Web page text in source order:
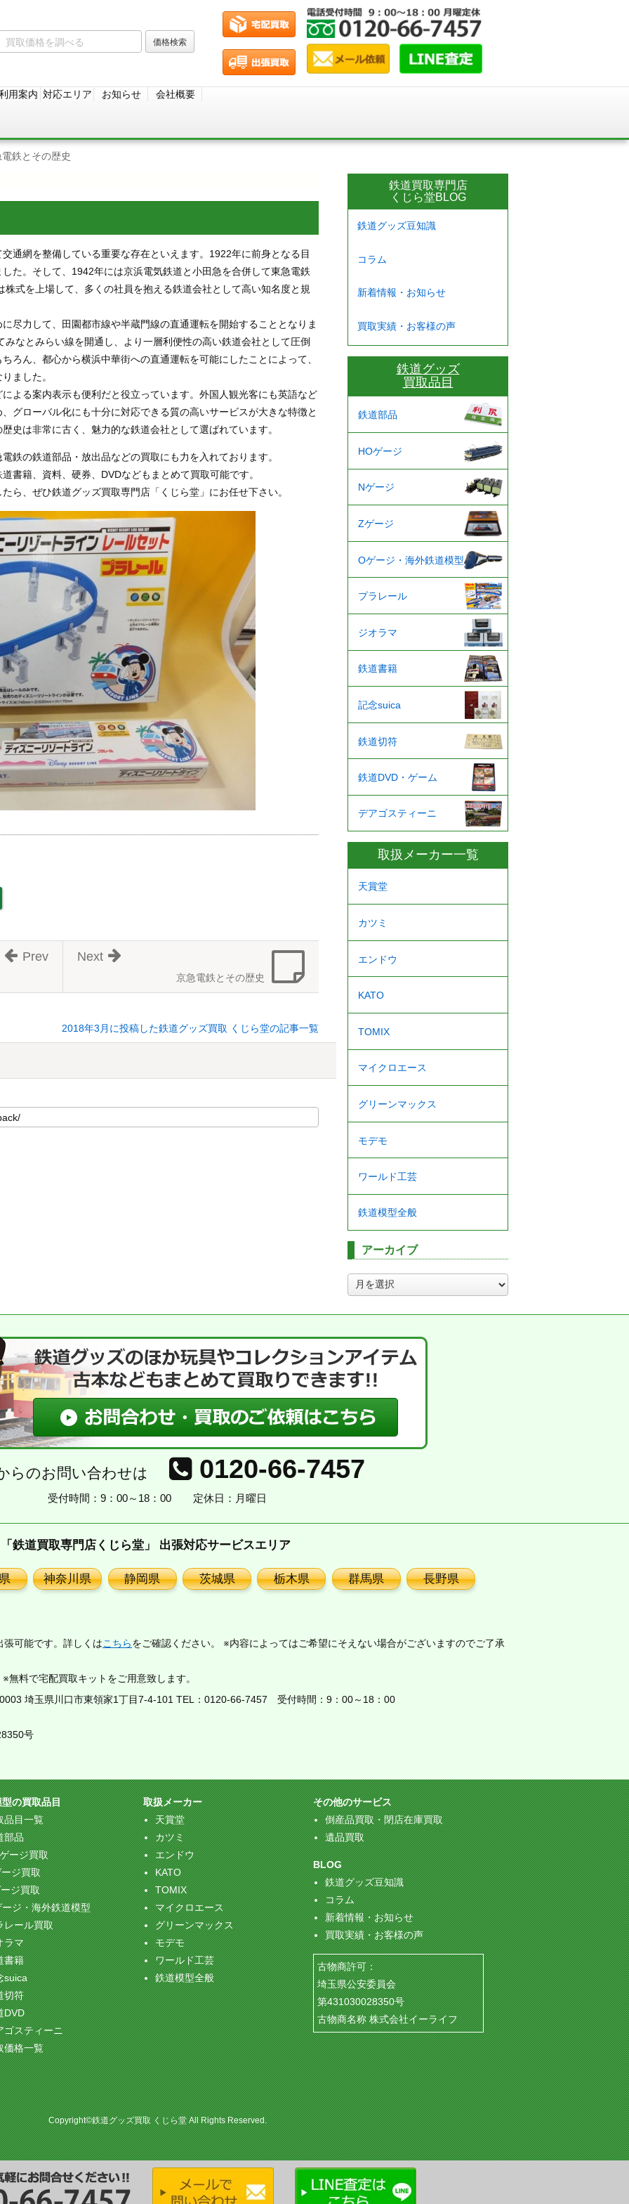
用案内 対応エリア お知らせ 会社概要
鉄とその歴史
通網を整備している重要な存在といえます。1922年に前身となる目
た。そして、1942年には京浜電気鉄道と小田急を合併して東急電鉄
式を上場して、多くの社員を抱える鉄道会社として高い知名度と規
尽力して、田園都市線や半蔵門線の直通運転を開始することとなりま
なとみらい線を開通し、より一層利便性の高い鉄道会社として圧倒
ろん、都心から横浜中華街への直通運転を可能にしたことによって、
ました。
よる案内表示も便利だと役立っています。外国人観光客にも英語など
グローバル化にも十分に対応できる質の高いサービスが大きな特徴と
史は非常に古く、魅力的な鉄道会社として選ばれています。
鉄の鉄道部品・放出品などの買取にも力を入れております。
書籍、資料、硬券、DVDなどもまとめて買取可能です。
ら、ぜひ鉄道グッズ買取専門店「くじら堂」にお任せ下さい。
京急電鉄とその歴史
Next
Prev
2018年3月に投稿した鉄道グッズ買取 くじら堂の記事一覧
鉄道買取専門店
くじら堂BLOG
鉄道グッズ豆知識
コラム
新着情報・お知らせ
買取実績・お客様の声
鉄道グッズ
買取品目
鉄道部品
HOゲージ
Nゲージ
Zゲージ
Oゲージ・海外鉄道模型
プラレール
ジオラマ
鉄道書籍
記念suica
鉄道切符
鉄道DVD・ゲーム
デアゴスティーニ
取扱メーカー一覧
天賞堂
カツミ
エンドウ
KATO
TOMIX
マイクロエース
グリーンマックス
モデモ
ワールド工芸
鉄道模型全般
アーカイブ
ー
ブ
らのお問い合わせは 0120-66-7457
受付時間：9：00～18：00 定休日：月曜日
「鉄道買取専門店くじら堂」 出張対応サービスエリア
神奈川県 静岡県 茨城県 栃木県 群馬県 長野県
可能です。詳しくはこちらをご確認ください。 ※内容によってはご希望にそえない場合がございますのでご了承
料で宅配買取キットをご用意致します。
埼玉県川口市東領家1丁目7-4-101 TEL： 0120-66-7457 受付時間：9：00～18：00
号
型の買取品目
品目一覧
部品
ージ買取
ジ買取
ジ買取
ージ・海外鉄道模型
レール買取
ラマ
書籍
suica
切符
DVD
ゴスティーニ
価格一覧
取扱メーカー
天賞堂
カツミ
エンドウ
KATO
TOMIX
マイクロエース
グリーンマックス
モデモ
ワールド工芸
鉄道模型全般
その他のサービス
倒産品買取・閉店在庫買取
遺品買取
BLOG
鉄道グッズ豆知識
コラム
新着情報・お知らせ
買取実績・お客様の声
古物商許可：
埼玉県公安委員会
第431030028350号
古物商名称 株式会社イーライフ
Copyright©鉄道グッズ買取 くじら堂 All Rights Reserved.